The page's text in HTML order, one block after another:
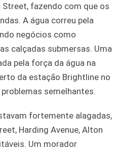
fazendo com que os
A água correu pela
negócios como
calçadas submersas. Uma
pela força da água na
da estação Brightline no
semelhantes.
fortemente alagadas,
Harding Avenue, Alton
Um morador